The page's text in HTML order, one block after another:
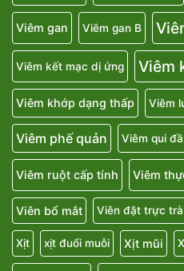
Viêm gan Viêm gan B
Viêm kết mạc dị ứng Viêm
Viêm khớp dạng thấp Viêm
Viêm phế quản Viêm qui
Viêm ruột cấp tính Viêm
Viên bổ mắt Viên đặt trực
Xịt xịt đuổi muỗi Xịt mũi